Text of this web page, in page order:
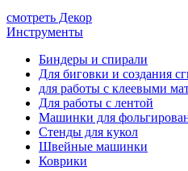
смотреть Декор
Инструменты
Биндеры и спирали
Для биговки и создания
для работы с клеевыми
Для работы с лентой
Машинки для
Стенды для кукол
Швейные машинки
Коврики